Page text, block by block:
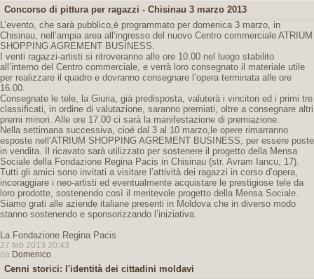
Concorso di pittura per ragazzi - Chisinau 3 marzo 2013
L’evento, che sarà pubblico,è programmato per domenica 3 marzo, in
Chisinau, nell’ampia area all’ingresso del nuovo Centro commerciale ATRIUM
SHOPPING AGREMENT BUSINESS.
I venti ragazzi-artisti si ritroveranno alle ore 10.00 nel luogo stabilito
all’interno del Centro commerciale, e verrà loro consegnato il materiale utile
per realizzare il quadro e dovranno consegnare l’opera terminata alle ore
16.00.
Consegnate le tele, la Giuria, già predisposta, valuterà i vincitori ed i primi tre
classificati, in ordine di valutazione, saranno premiati, oltre a consegnare altri
premi minori. Alle ore 17.00 ci sarà la manifestazione di premiazione.
Nella settimana successiva, cioé dal 3 al 10 marzo,le opere rimarranno
esposte nell’ATRIUM SHOPPING AGREMENT BUSINESS, per essere poste
in vendita. Il ricavato sarà utilizzato per sostenere il progetto della Mensa
Sociale della Fondazione Regina Pacis in Chisinau (str. Avram Iancu, 17).
Tutti gli amici sono invitati a visitare l’attività dei ragazzi in corso d’opera,
incoraggiare i neo-artisti ed eventualmente acquistare le prestigiose tele da
loro prodotte, sostenendo così il meritevole progetto della Mensa Sociale.
Siamo grati alle aziende italiane presenti in Moldova che in diverso modo
stanno sostenendo e sponsorizzando l’iniziativa.
La Fondazione Regina Pacis
27 feb 2013 20:43
da Domenico
Cenni storici: l'identità dei cittadini moldavi